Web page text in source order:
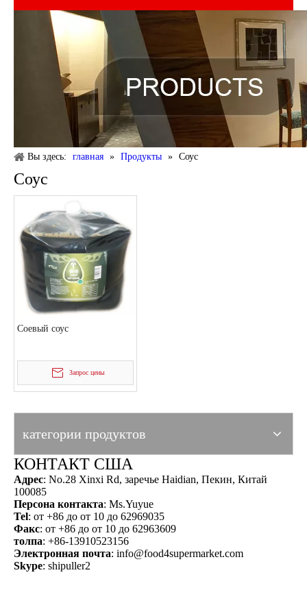
Вы здесь: главная » Продукты » Соус
Соус
Соевый соус
Запрос цены
категории продуктов
КОНТАКТ США
Адрес: No.28 Xinxi Rd, заречье Haidian, Пекин, Китай
100085
Персона контакта: Ms.Yuyue
Tel: от +86 до от 10 до 62969035
Факс: от +86 до от 10 до 62963609
толпа: +86-13910523156
Электронная почта: info@food4supermarket.com
Skype: shipuller2